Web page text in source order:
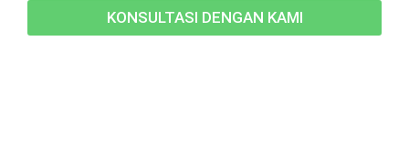
KONSULTASI DENGAN KAMI